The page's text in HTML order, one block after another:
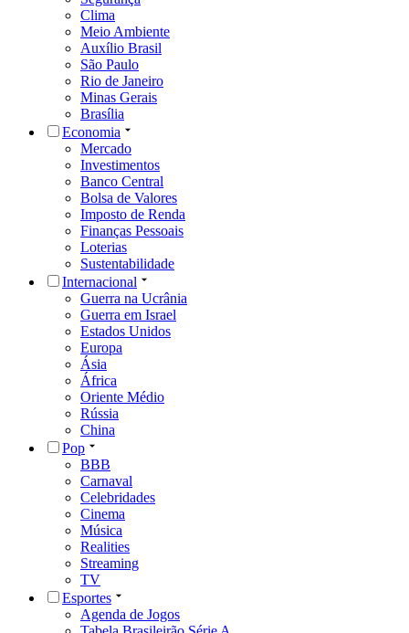
Clima
Meio Ambiente
Auxílio Brasil
São Paulo
Rio de Janeiro
Minas Gerais
Brasília
Economia
Mercado
Investimentos
Banco Central
Bolsa de Valores
Imposto de Renda
Finanças Pessoais
Loterias
Sustentabilidade
Internacional
Guerra na Ucrânia
Guerra em Israel
Estados Unidos
Europa
Ásia
África
Oriente Médio
Rússia
China
Pop
BBB
Carnaval
Celebridades
Cinema
Música
Realities
Streaming
TV
Esportes
Agenda de Jogos